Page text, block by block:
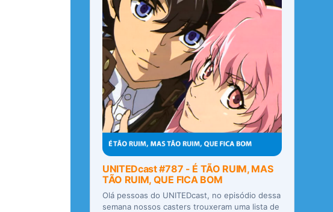
UNITEDcast #787 - É TÃO RUIM, MAS
TÃO RUIM, QUE FICA BOM
Olá pessoas do UNITEDcast, no episódio dessa
semana nossos casters trouxeram uma lista de